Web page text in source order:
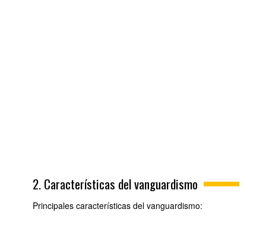
2. Características del vanguardismo
Principales características del vanguardismo: